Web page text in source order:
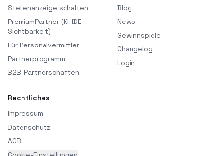
Stellenanzeige schalten
PremiumPartner (KI-IDE-
Sichtbarkeit)
Für Personalvermittler
Partnerprogramm
B2B-Partnerschaften
Blog
News
Gewinnspiele
Changelog
Login
Rechtliches
Impressum
Datenschutz
AGB